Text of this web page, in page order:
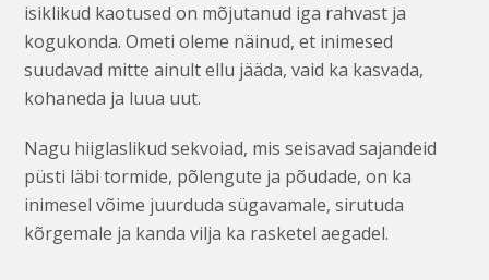
isiklikud kaotused on mõjutanud iga rahvast ja
kogukonda. Ometi oleme näinud, et inimesed
suudavad mitte ainult ellu jääda, vaid ka kasvada,
kohaneda ja luua uut.
Nagu hiiglaslikud sekvoiad, mis seisavad sajandeid
püsti läbi tormide, põlengute ja põudade, on ka
inimesel võime juurduda sügavamale, sirutuda
kõrgemale ja kanda vilja ka rasketel aegadel.